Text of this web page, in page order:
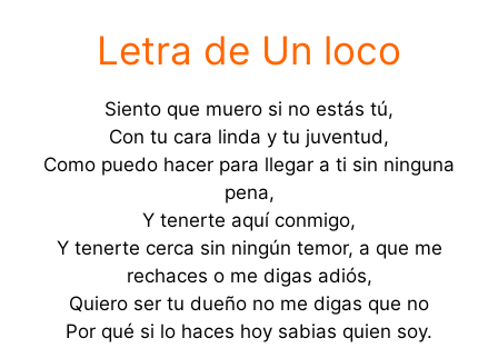
Letra de Un loco
Siento que muero si no estás tú,
Con tu cara linda y tu juventud,
Como puedo hacer para llegar a ti sin ninguna
pena,
Y tenerte aquí conmigo,
Y tenerte cerca sin ningún temor, a que me
rechaces o me digas adiós,
Quiero ser tu dueño no me digas que no
Por qué si lo haces hoy sabias quien soy.